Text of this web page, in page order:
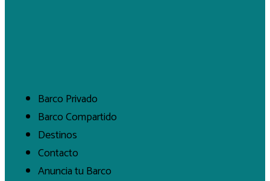
Barco Privado
Barco Compartido
Destinos
Contacto
Anuncia tu Barco